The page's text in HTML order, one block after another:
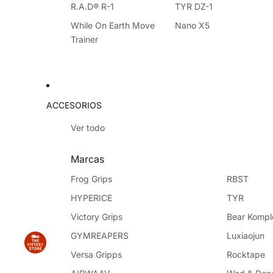
R.A.D® R-1
While On Earth Move
Trainer
TYR DZ-1
Nano X5
ACCESORIOS
Ver todo
Marcas
Frog Grips
HYPERICE
Victory Grips
GYMREAPERS
Versa Gripps
RBST
TYR
Bear
Luxiaojun
Rocktape